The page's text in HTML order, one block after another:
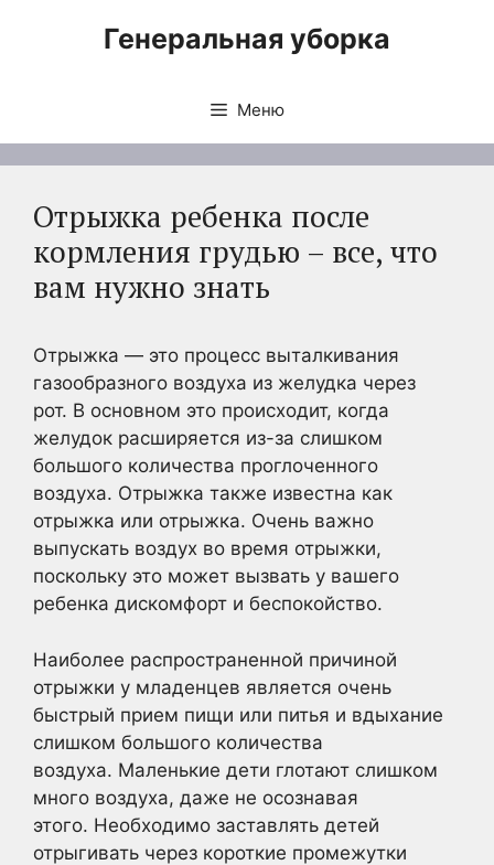
Генеральная уборка
Меню
Отрыжка ребенка после
кормления грудью – все, что
вам нужно знать
Отрыжка — это процесс выталкивания
газообразного воздуха из желудка через
рот. В основном это происходит, когда
желудок расширяется из-за слишком
большого количества проглоченного
воздуха. Отрыжка также известна как
отрыжка или отрыжка. Очень важно
выпускать воздух во время отрыжки,
поскольку это может вызвать у вашего
ребенка дискомфорт и беспокойство.
Наиболее распространенной причиной
отрыжки у младенцев является очень
быстрый прием пищи или питья и вдыхание
слишком большого количества
воздуха. Маленькие дети глотают слишком
много воздуха, даже не осознавая
этого. Необходимо заставлять детей
отрыгивать через короткие промежутки